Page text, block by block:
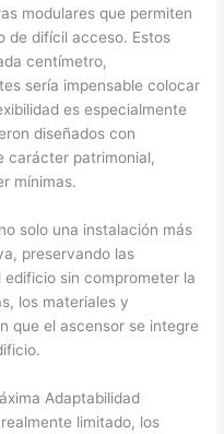
modulares que permiten
de difícil acceso. Estos
centímetro,
sería impensable colocar
es especialmente
diseñados con
carácter patrimonial,
mínimas.
solo una instalación más
preservando las
sin comprometer la
los materiales y
que el ascensor se integre
Adaptabilidad
limitado, los